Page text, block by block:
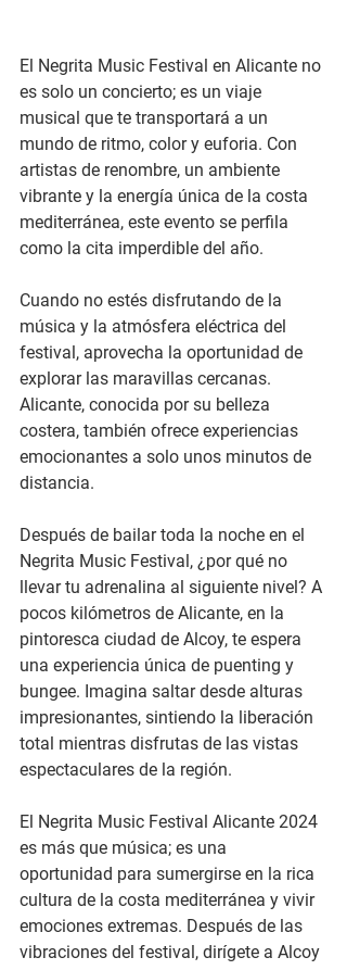
El Negrita Music Festival en Alicante no
es solo un concierto; es un viaje
musical que te transportará a un
mundo de ritmo, color y euforia. Con
artistas de renombre, un ambiente
vibrante y la energía única de la costa
mediterránea, este evento se perfila
como la cita imperdible del año.
Cuando no estés disfrutando de la
música y la atmósfera eléctrica del
festival, aprovecha la oportunidad de
explorar las maravillas cercanas.
Alicante, conocida por su belleza
costera, también ofrece experiencias
emocionantes a solo unos minutos de
distancia.
Después de bailar toda la noche en el
Negrita Music Festival, ¿por qué no
llevar tu adrenalina al siguiente nivel? A
pocos kilómetros de Alicante, en la
pintoresca ciudad de Alcoy, te espera
una experiencia única de puenting y
bungee. Imagina saltar desde alturas
impresionantes, sintiendo la liberación
total mientras disfrutas de las vistas
espectaculares de la región.
El Negrita Music Festival Alicante 2024
es más que música; es una
oportunidad para sumergirse en la rica
cultura de la costa mediterránea y vivir
emociones extremas. Después de las
vibraciones del festival, dirígete a Alcoy